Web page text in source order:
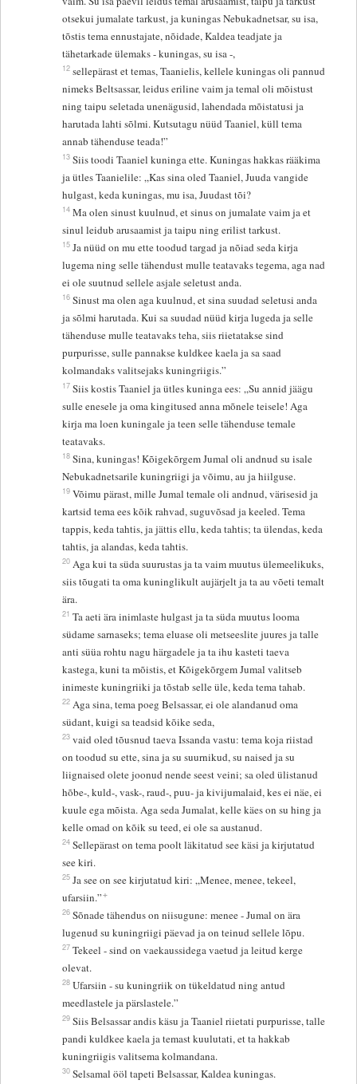
otsekui jumalate tarkust, ja kuningas Nebukadnetsar, su isa,
tõstis tema ennustajate, nõidade, Kaldea teadjate ja
tähetarkade ülemaks - kuningas, su isa -,
12 sellepärast et temas, Taanielis, kellele kuningas oli pannud
nimeks Beltsassar, leidus eriline vaim ja temal oli mõistust
ning taipu seletada unenägusid, lahendada mõistatusi ja
harutada lahti sõlmi. Kutsutagu nüüd Taaniel, küll tema
annab tähenduse teada!”
13 Siis toodi Taaniel kuninga ette. Kuningas hakkas rääkima
ja ütles Taanielile: „Kas sina oled Taaniel, Juuda vangide
hulgast, keda kuningas, mu isa, Juudast tõi?
14 Ma olen sinust kuulnud, et sinus on jumalate vaim ja et
sinul leidub arusaamist ja taipu ning erilist tarkust.
15 Ja nüüd on mu ette toodud targad ja nõiad seda kirja
lugema ning selle tähendust mulle teatavaks tegema, aga nad
ei ole suutnud sellele asjale seletust anda.
16 Sinust ma olen aga kuulnud, et sina suudad seletusi anda
ja sõlmi harutada. Kui sa suudad nüüd kirja lugeda ja selle
tähenduse mulle teatavaks teha, siis riietatakse sind
purpurisse, sulle pannakse kuldkee kaela ja sa saad
kolmandaks valitsejaks kuningriigis.”
17 Siis kostis Taaniel ja ütles kuninga ees: „Su annid jäägu
sulle enesele ja oma kingitused anna mõnele teisele! Aga
kirja ma loen kuningale ja teen selle tähenduse temale
teatavaks.
18 Sina, kuningas! Kõigekõrgem Jumal oli andnud su isale
Nebukadnetsarile kuningriigi ja võimu, au ja hiilguse.
19 Võimu pärast, mille Jumal temale oli andnud, värisesid ja
kartsid tema ees kõik rahvad, suguvõsad ja keeled. Tema
tappis, keda tahtis, ja jättis ellu, keda tahtis; ta ülendas, keda
tahtis, ja alandas, keda tahtis.
20 Aga kui ta süda suurustas ja ta vaim muutus ülemeelikuks,
siis tõugati ta oma kuninglikult aujärjelt ja ta au võeti temalt
ära.
21 Ta aeti ära inimlaste hulgast ja ta süda muutus looma
südame sarnaseks; tema eluase oli metseeslite juures ja talle
anti süüa rohtu nagu härgadele ja ta ihu kasteti taeva
kastega, kuni ta mõistis, et Kõigekõrgem Jumal valitseb
inimeste kuningriiki ja tõstab selle üle, keda tema tahab.
22 Aga sina, tema poeg Belsassar, ei ole alandanud oma
südant, kuigi sa teadsid kõike seda,
23 vaid oled tõusnud taeva Issanda vastu: tema koja riistad
on toodud su ette, sina ja su suurnikud, su naised ja su
liignaised olete joonud nende seest veini; sa oled ülistanud
hõbe-, kuld-, vask-, raud-, puu- ja kivijumalaid, kes ei näe, ei
kuule ega mõista. Aga seda Jumalat, kelle käes on su hing ja
kelle omad on kõik su teed, ei ole sa austanud.
24 Sellepärast on tema poolt läkitatud see käsi ja kirjutatud
see kiri.
25 Ja see on see kirjutatud kiri: „Menee, menee, tekeel,
ufarsiin.”+
26 Sõnade tähendus on niisugune: menee - Jumal on ära
lugenud su kuningriigi päevad ja on teinud sellele lõpu.
27 Tekeel - sind on vaekaussidega vaetud ja leitud kerge
olevat.
28 Ufarsiin - su kuningriik on tükeldatud ning antud
meedlastele ja pärslastele.”
29 Siis Belsassar andis käsu ja Taaniel riietati purpurisse, talle
pandi kuldkee kaela ja temast kuulutati, et ta hakkab
kuningriigis valitsema kolmandana.
30 Selsamal ööl tapeti Belsassar, Kaldea kuningas.